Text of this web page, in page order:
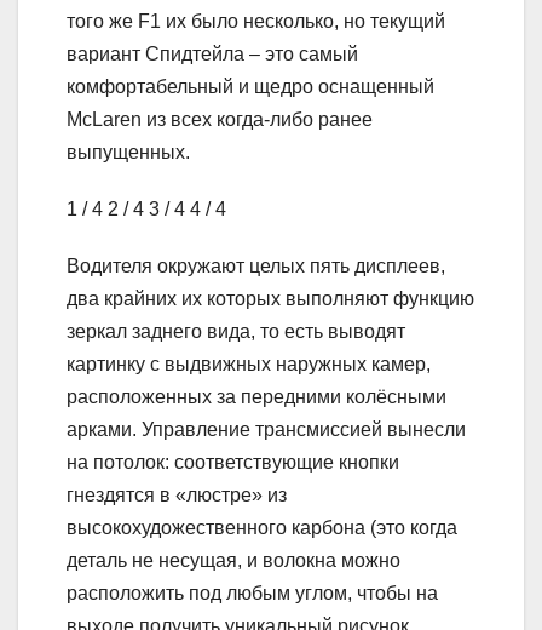
того же F1 их было несколько, но текущий
вариант Спидтейла – это самый
комфортабельный и щедро оснащенный
McLaren из всех когда-либо ранее
выпущенных.
1 / 4 2 / 4 3 / 4 4 / 4
Водителя окружают целых пять дисплеев,
два крайних их которых выполняют функцию
зеркал заднего вида, то есть выводят
картинку с выдвижных наружных камер,
расположенных за передними колёсными
арками. Управление трансмиссией вынесли
на потолок: соответствующие кнопки
гнездятся в «люстре» из
высокохудожественного карбона (это когда
деталь не несущая, и волокна можно
расположить под любым углом, чтобы на
выходе получить уникальный рисунок